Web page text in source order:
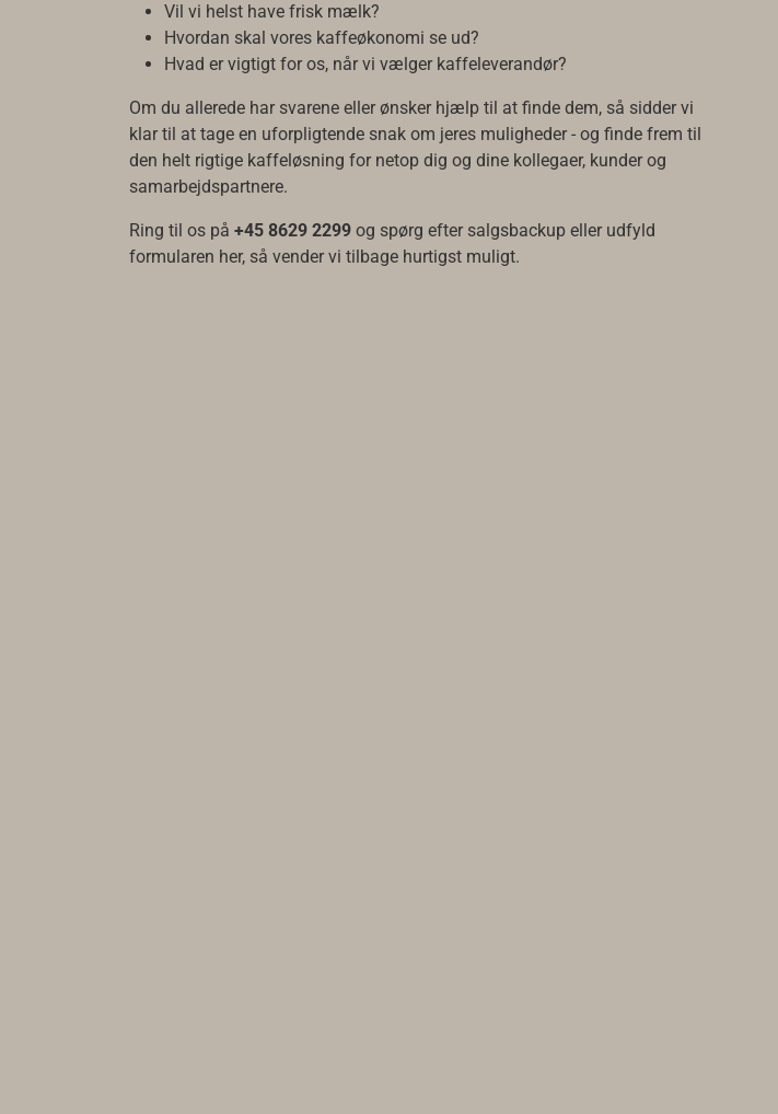
Vil vi helst have frisk mælk?
Hvordan skal vores kaffeøkonomi se ud?
Hvad er vigtigt for os, når vi vælger kaffeleverandør?
Om du allerede har svarene eller ønsker hjælp til at finde dem, så sidder vi
klar til at tage en uforpligtende snak om jeres muligheder - og finde frem til
den helt rigtige kaffeløsning for netop dig og dine kollegaer, kunder og
samarbejdspartnere.
Ring til os på +45 8629 2299 og spørg efter salgsbackup eller udfyld
formularen her, så vender vi tilbage hurtigst muligt.